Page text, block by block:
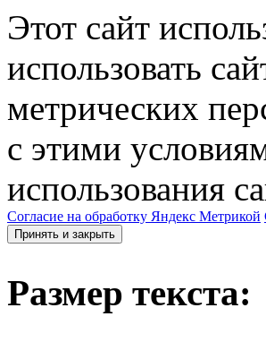
Этот сайт
использовать
метрических
с этими
использования
Согласие на обработку Яндекс Метрикой
Принять и закрыть
Размер текста: